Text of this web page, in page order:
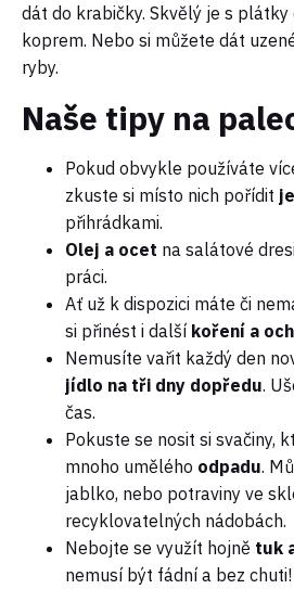
dát do krabičky. Skvělý je s
koprem. Nebo si můžete dát
ryby.
Naše tipy na
Pokud obvykle používáte
zkuste si místo nich pořídit
přihrádkami.
Olej a ocet na salátové
práci.
Ať už k dispozici máte či
si přinést i další koření a
Nemusíte vařit každý den
jídlo na tři dny dopředu.
čas.
Pokuste se nosit si svačiny,
mnoho umělého odpadu.
jablko, nebo potraviny ve
recyklovatelných nádobách.
Nebojte se využít hojně tuk
nemusí být fádní a bez chuti!